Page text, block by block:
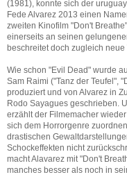
(1981), konnte sich der
Fede Alvarez 2013 einen
zweiten Kinofilm "Don't
einerseits an seinen
beschreitet doch zugleich neue
Wie schon "Evil Dead" wurde
Sam Raimi ("Tanz der Teufel",
produziert und von Alvarez in
Rodo Sayagues geschrieben.
erzählt der Filmemacher
sich dem Horrorgenre
drastischen
Schockeffekten nicht
macht Alavarez mit "Don't
manches besser als noch in